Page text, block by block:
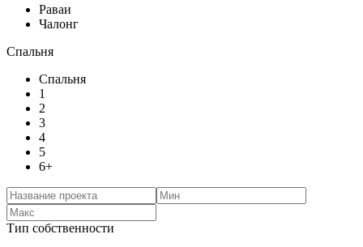
Раваи
Чалонг
Спальня
Спальня
1
2
3
4
5
6+
Тип собственности